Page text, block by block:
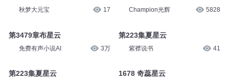
秋梦大元宝 17
第3479章布星云
免费有声小说AI 3万
第223集夏星云
Champion光辉 5828
第223集夏星云
紫襟说书 41
1678 奇蕊星云